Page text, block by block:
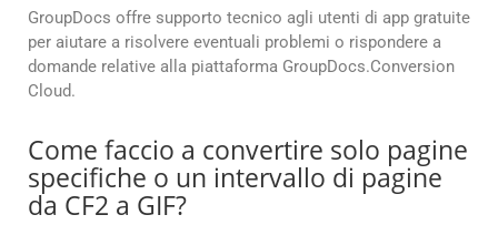
GroupDocs offre supporto tecnico agli utenti di app gratuite
per aiutare a risolvere eventuali problemi o rispondere a
domande relative alla piattaforma GroupDocs.Conversion
Cloud.
Come faccio a convertire solo pagine
specifiche o un intervallo di pagine
da CF2 a GIF?